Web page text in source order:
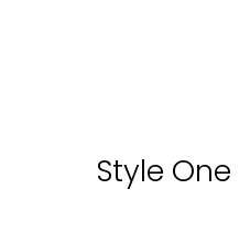
Style One